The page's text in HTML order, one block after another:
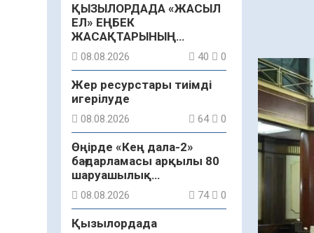
ҚЫЗЫЛОРДАДА «ЖАСЫЛ
ЕЛ» ЕҢБЕК
ЖАСАҚТАРЫНЫҢ
ҚАТЫСУЫМЕН
ЭКОЛОГИЯЛЫҚ СЕНБІЛІК
ӨТТІ
08.08.2026 40 0
Жер ресурстары тиімді
игерілуде
08.08.2026 64 0
Өңірде «Кең дала-2»
бағдарламасы арқылы 80
шаруашылық
қаржыландырылды
08.08.2026 74 0
Қызылордада